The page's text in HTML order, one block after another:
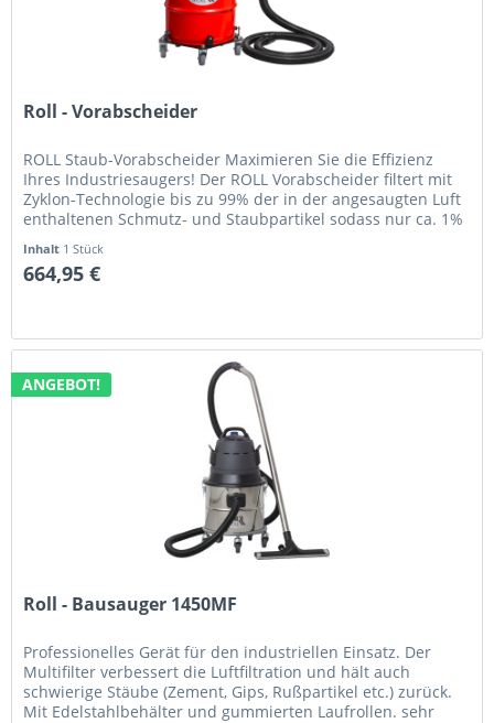
Roll - Vorabscheider
ROLL Staub-Vorabscheider Maximieren Sie die Effizienz
Ihres Industriesaugers! Der ROLL Vorabscheider filtert mit
Zyklon-Technologie bis zu 99% der in der angesaugten Luft
enthaltenen Schmutz- und Staubpartikel sodass nur ca. 1%
Inhalt 1 Stück
664,95 €
ANGEBOT!
Roll - Bausauger 1450MF
Professionelles Gerät für den industriellen Einsatz. Der
Multifilter verbessert die Luftfiltration und hält auch
schwierige Stäube (Zement, Gips, Rußpartikel etc.) zurück.
Mit Edelstahlbehälter und gummierten Laufrollen. sehr